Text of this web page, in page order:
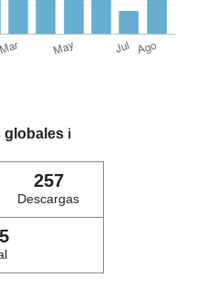
globales ℹ️
257
Descargas